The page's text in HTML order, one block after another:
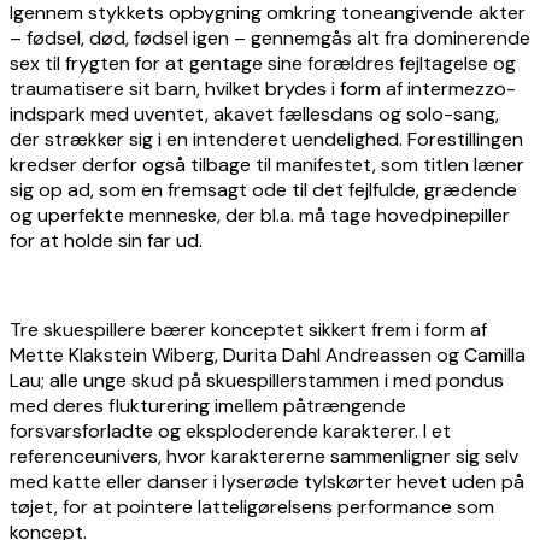
Igennem stykkets opbygning omkring toneangivende akter
– fødsel, død, fødsel igen – gennemgås alt fra dominerende
sex til frygten for at gentage sine forældres fejltagelse og
traumatisere sit barn, hvilket brydes i form af intermezzo-
indspark med uventet, akavet fællesdans og solo-sang,
der strækker sig i en intenderet uendelighed. Forestillingen
kredser derfor også tilbage til manifestet, som titlen læner
sig op ad, som en fremsagt ode til det fejlfulde, grædende
og uperfekte menneske, der bl.a. må tage hovedpinepiller
for at holde sin far ud.
Tre skuespillere bærer konceptet sikkert frem i form af
Mette Klakstein Wiberg, Durita Dahl Andreassen og Camilla
Lau; alle unge skud på skuespillerstammen i med pondus
med deres flukturering imellem påtrængende
forsvarsforladte og eksploderende karakterer. I et
referenceunivers, hvor karaktererne sammenligner sig selv
med katte eller danser i lyserøde tylskørter hevet uden på
tøjet, for at pointere latteligørelsens performance som
koncept.